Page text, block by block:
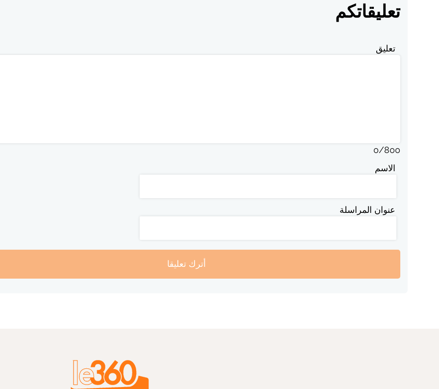
تعليقاتكم
تعليق
0/800
الاسم
عنوان المراسلة
أترك تعليقا